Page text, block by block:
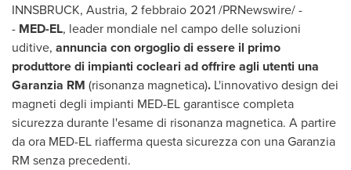
INNSBRUCK, Austria, 2 febbraio 2021 /PRNewswire/ -
- MED-EL, leader mondiale nel campo delle soluzioni
uditive, annuncia con orgoglio di essere il primo
produttore di impianti cocleari ad offrire agli utenti una
Garanzia RM (risonanza magnetica). L'innovativo design dei
magneti degli impianti MED-EL garantisce completa
sicurezza durante l'esame di risonanza magnetica. A partire
da ora MED-EL riafferma questa sicurezza con una Garanzia
RM senza precedenti.